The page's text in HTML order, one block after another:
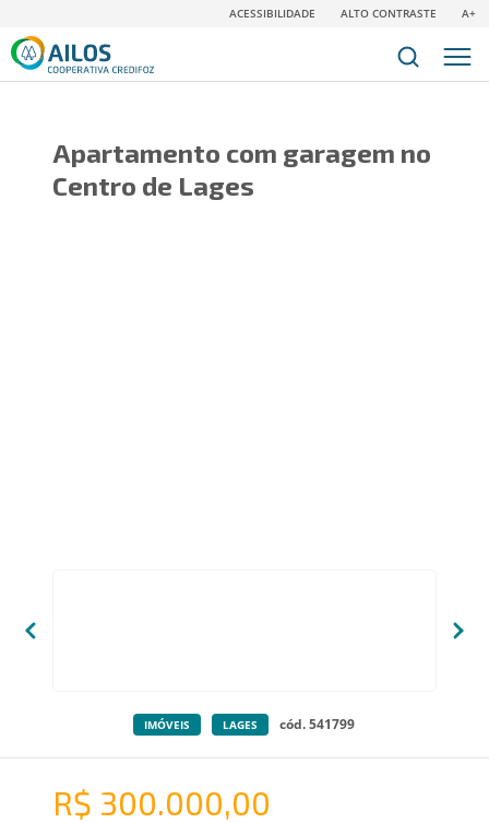
ACESSIBILIDADE ALTO CONTRASTE A+
Apartamento com garagem no
Centro de Lages
IMÓVEIS LAGES cód. 541799
R$ 300.000,00